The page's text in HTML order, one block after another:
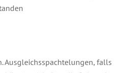
Ausgleichsspachtelungen, falls